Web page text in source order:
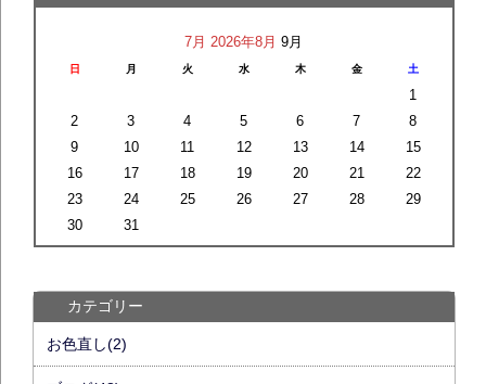
7月 2026年8月 9月
日 月 火 水 木 金 土
1
2
3 4 5 6 7
8
9
10 11 12 13 14
15
16
17 18 19 20 21
22
23
24 25 26 27 28
29
30
31
カテゴリー
お色直し(2)